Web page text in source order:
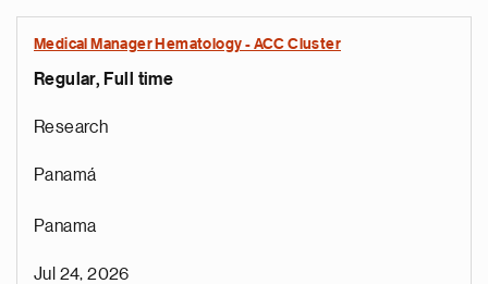
Medical Manager Hematology - ACC Cluster
Regular, Full time
Research
Panamá
Panama
Jul 24, 2026